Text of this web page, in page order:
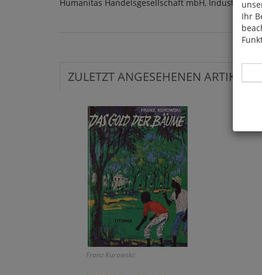
Humanitas Handelsgesellschaft mbH,
ZULETZT ANGESEHENEN ARTIKEL:
Franz Kurowski:
Ihr